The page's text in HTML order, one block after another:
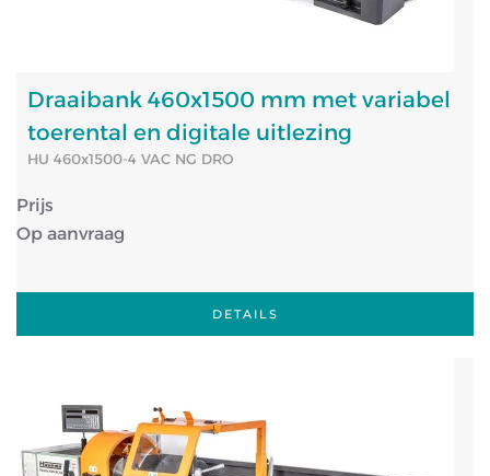
Draaibank 460x1500 mm met variabel
toerental en digitale uitlezing
HU 460x1500-4 VAC NG DRO
Prijs
Op aanvraag
DETAILS